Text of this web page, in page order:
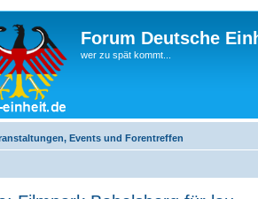
Forum Deutsche
wer zu spät kommt...
Events und Forentreffen